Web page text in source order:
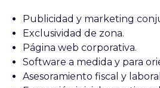
Publicidad y marketing
Exclusividad de zona.
Página web corporativa.
Software a medida y para
Asesoramiento fiscal y